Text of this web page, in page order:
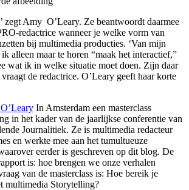
zegt Amy O’Leary. Ze beantwoordt daarmee
redactrice wanneer je welke vorm van
bij multimedia producties. ‘Van mijn
alleen maar te horen “maak het interactief,”
wat ik in welke situatie moet doen. Zijn daar
de redactrice. O’Leary geeft haar korte
In Amsterdam een masterclass
in het kader van de jaarlijkse conferentie van
Journalitiek. Ze is multimedia redacteur
en werkte mee aan het tumultueuze
eerder is geschreven op dit blog. De
is: hoe brengen we onze verhalen
van de masterclass is: Hoe bereik je
multimedia Storytelling?